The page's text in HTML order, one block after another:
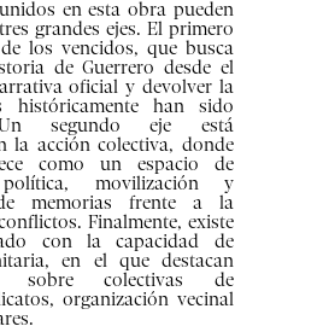
en esta obra pueden
grandes ejes. El primero
los vencidos, que busca
de Guerrero desde el
oficial y devolver la
históricamente han sido
Un segundo eje está
la acción colectiva, donde
como un espacio de
política, movilización y
memorias frente a la
Finalmente, existe
con la capacidad de
en el que destacan
sobre colectivas de
organización vecinal